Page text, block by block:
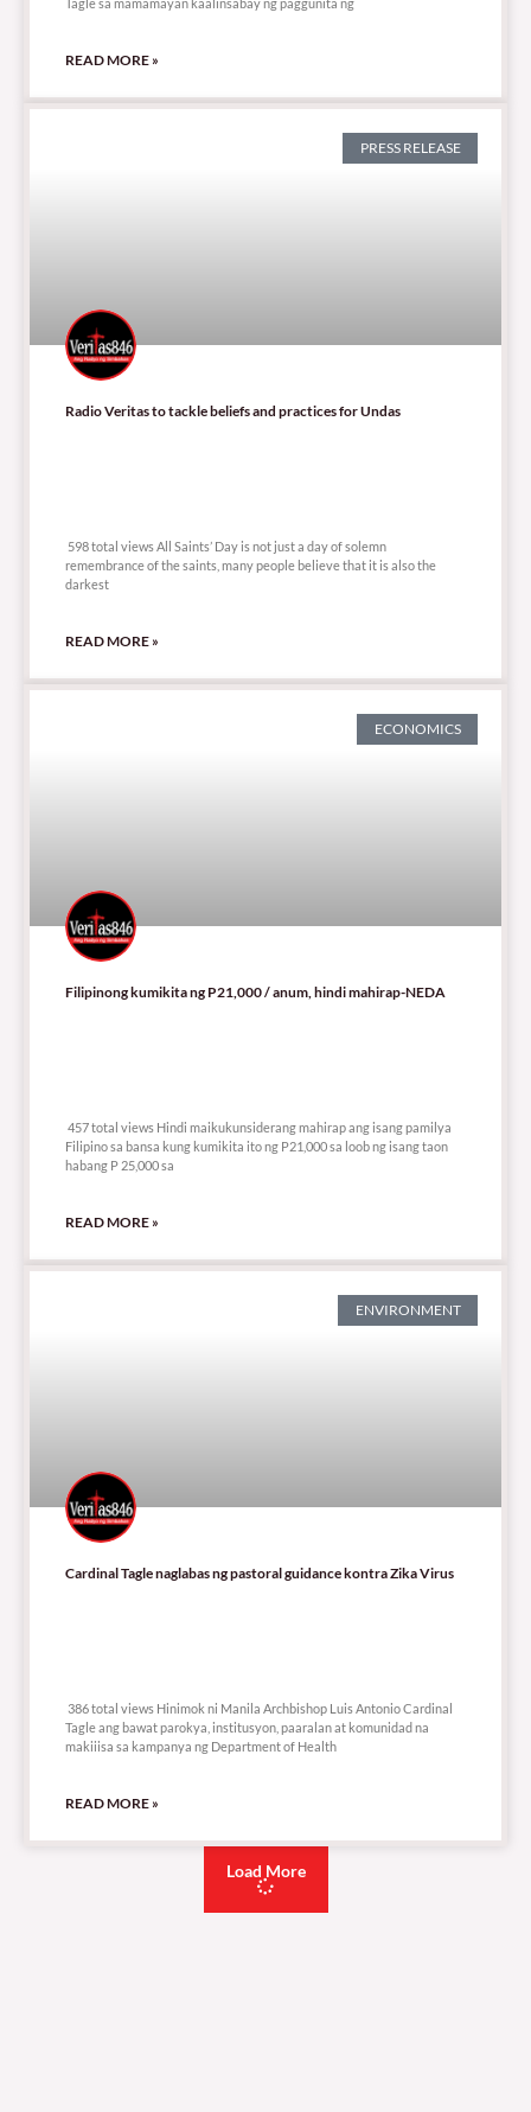
READ MORE »
PRESS RELEASE
Radio Veritas to tackle beliefs and practices for Undas
598 total views All Saints’ Day is not just a day of solemn
remembrance of the saints, many people believe that it is also the
darkest
READ MORE »
ECONOMICS
Filipinong kumikita ng P21,000 / anum, hindi mahirap-NEDA
457 total views Hindi maikukunsiderang mahirap ang isang pamilya
Filipino sa bansa kung kumikita ito ng P21,000 sa loob ng isang taon
habang P 25,000 sa
READ MORE »
ENVIRONMENT
Cardinal Tagle naglabas ng pastoral guidance kontra Zika Virus
386 total views Hinimok ni Manila Archbishop Luis Antonio Cardinal
Tagle ang bawat parokya, institusyon, paaralan at komunidad na
makiiisa sa kampanya ng Department of Health
READ MORE »
Load More